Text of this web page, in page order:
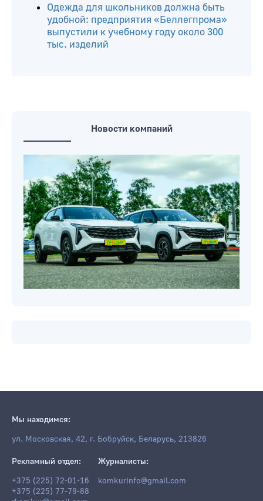
Одежда для школьников должна быть
удобной: предприятия «Беллегпрома»
выпустили к учебному году около 300
тыс. изделий
Новости компаний
Мы находимся:
ул. Московская, 42, г. Бобруйск, Беларусь, 213826
Рекламный отдел:
+375 (225) 72-01-16
+375 (225) 77-79-88
Журналисты:
komkurinfo@gmail.com